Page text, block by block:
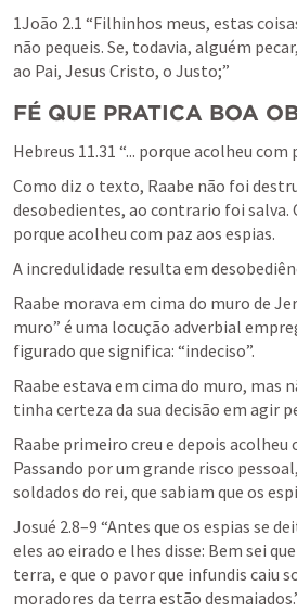
1João 2.1 “Filhinhos meus, estas
não pequeis. Se, todavia, alguém
ao Pai, Jesus Cristo, o Justo;”
FÉ QUE PRATICA BOA
Hebreus 11.31 “... porque acolheu
Como diz o texto, Raabe não foi
desobedientes, ao contrario foi salva.
porque acolheu com paz aos espias.
A incredulidade resulta em
Raabe morava em cima do muro de
muro” é uma locução adverbial
figurado que significa: “indeciso”.
Raabe estava em cima do muro, mas
tinha certeza da sua decisão em agir
Raabe primeiro creu e depois acolheu
Passando por um grande risco
Josué 2.8–9 “Antes que os espias se
eles ao eirado e lhes disse: Bem sei
terra, e que o pavor que infundis caiu
moradores da terra estão